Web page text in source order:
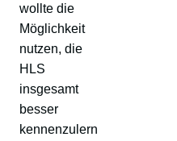
wollte die
Möglichkeit
nutzen, die
HLS
insgesamt
besser
kennenzulern